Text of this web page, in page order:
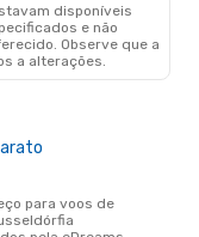
disponíveis
e não
Observe que a
a alterações.